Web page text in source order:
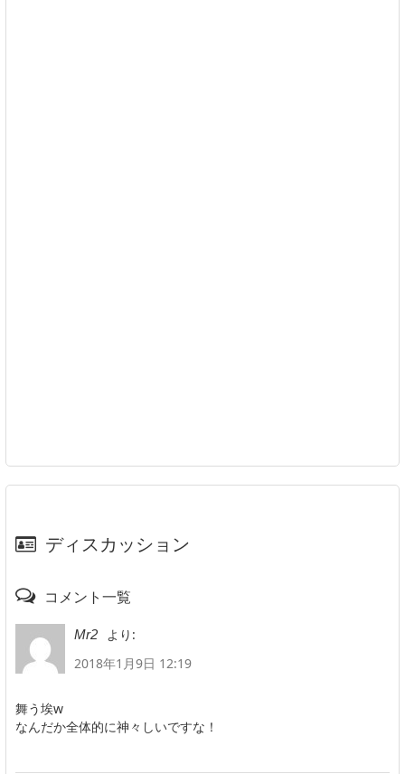
ディスカッション
コメント一覧
Mr2
より:
2018年1月9日 12:19
舞う埃w
なんだか全体的に神々しいですな！